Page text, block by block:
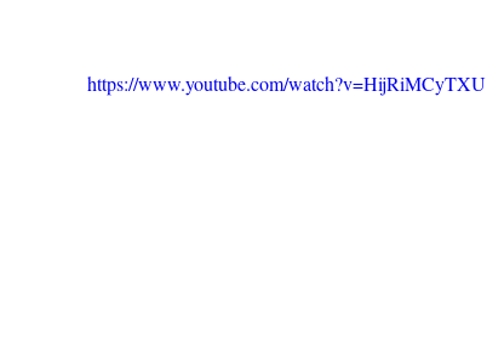
https://www.youtube.com/watch?v=HijRiMCyTXU